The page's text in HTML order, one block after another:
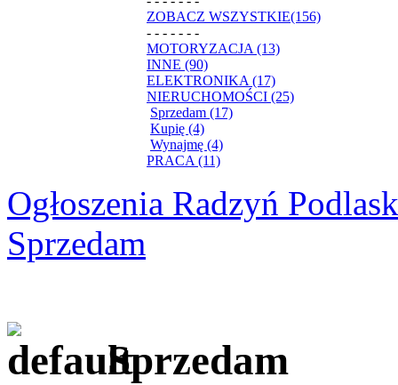
ZOBACZ WSZYSTKIE(156)
- - - - - - -
MOTORYZACJA (13)
INNE (90)
ELEKTRONIKA (17)
NIERUCHOMOŚCI (25)
Sprzedam (17)
Kupię (4)
Wynajmę (4)
PRACA (11)
Ogłoszenia Radzyń
Sprzedam
Sprzedam